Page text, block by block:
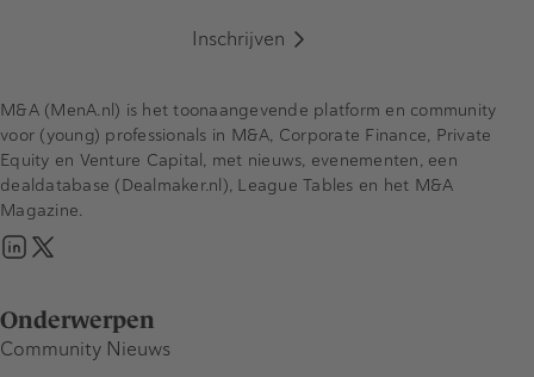
Inschrijven
Onderwerpen
Community Nieuws
M&A (MenA.nl) is het toonaangevende platform en community
voor (young) professionals in M&A, Corporate Finance, Private
Equity en Venture Capital, met nieuws, evenementen, een
dealdatabase (Dealmaker.nl), League Tables en het M&A
Magazine.